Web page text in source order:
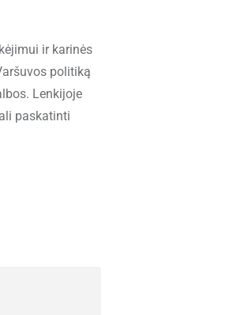
ir karinės
politiką
Lenkijoje
paskatinti